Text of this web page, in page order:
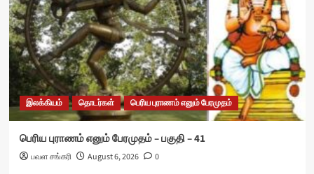
இலக்கியம் தொடர்கள் பெரிய புராணம் எனும் பேரமுதம்
பெரிய புராணம் எனும் பேரமுதம் – பகுதி – 41
பவள சங்கரி August 6, 2026 0